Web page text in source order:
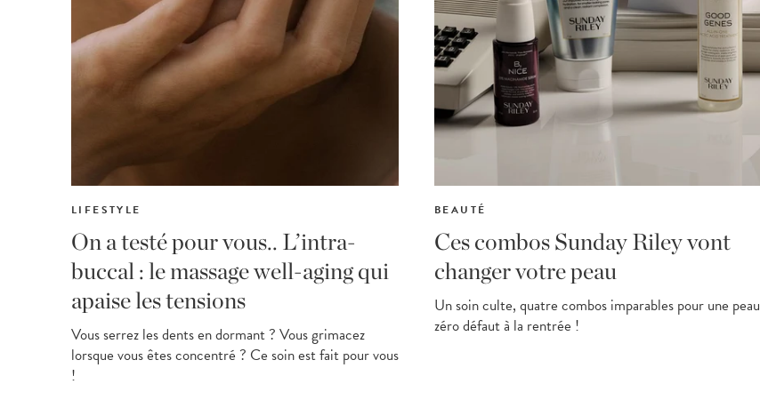
LIFESTYLE
On a testé pour vous.. L’intra-
buccal : le massage well-aging qui
apaise les tensions
Vous serrez les dents en dormant ? Vous grimacez
lorsque vous êtes concentré ? Ce soin est fait pour vous
!
BEAUTÉ
Ces combos Sunday Riley vont
changer votre peau
Un soin culte, quatre combos imparables pour une peau
zéro défaut à la rentrée !